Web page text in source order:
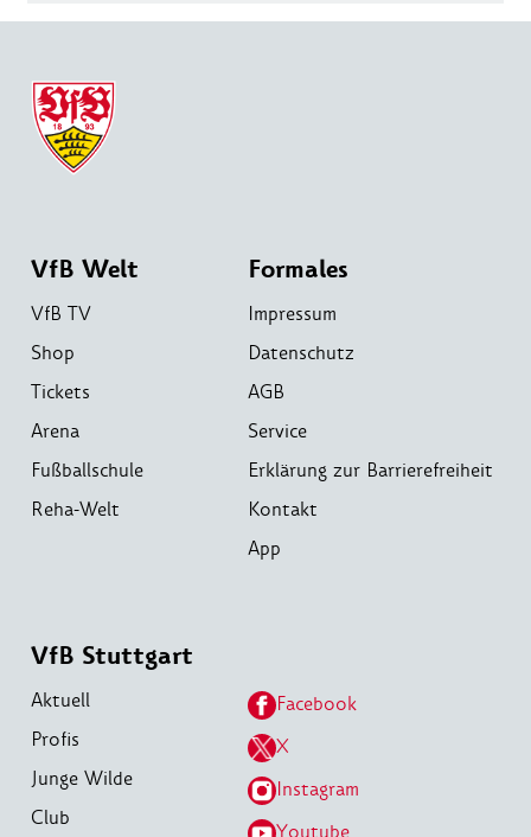
VfB Welt
VfB TV
Shop
Tickets
Arena
Fußballschule
Reha-Welt
Formales
Impressum
Datenschutz
AGB
Service
Erklärung zur Barrierefreiheit
Kontakt
App
VfB Stuttgart
Aktuell
Profis
Junge Wilde
Club
Facebook
X
Instagram
Youtube